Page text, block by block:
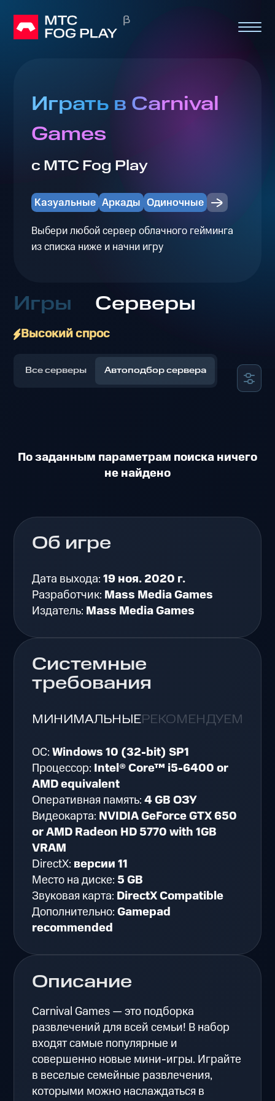
Играть в Carnival
Games
с МТС Fog Play
Казуальные Аркады Одиночные
Выбери любой сервер облачного гейминга
из списка ниже и начни игру
Игры Серверы
Высокий спрос
Все серверы Автоподбор сервера
По заданным параметрам поиска ничего
не найдено
Описание
Carnival Games — это подборка
развлечений для всей семьи! В набор
входят самые популярные и
совершенно новые мини-игры. Играйте
в веселые семейные развлечения,
которыми можно наслаждаться в
Об игре
Дата выхода:19 ноя. 2020 г.
Разработчик: Mass Media Games
Издатель: Mass Media Games
Системные
требования
МИНИМАЛЬНЫЕРЕКОМЕНДУЕМЫЕ
ОС:Windows 10 (32-bit) SP1
Процессор: Intel® Core™ i5-6400 or
AMD equivalent
Оперативная память:4 GB ОЗУ
Видеокарта: NVIDIA GeForce GTX 650
or AMD Radeon HD 5770 with 1GB
VRAM
DirectX: версии 11
Место на диске:5 GB
Звуковая карта: DirectX Compatible
Дополнительно:Gamepad
recommended